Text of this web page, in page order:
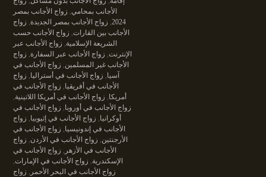
الأجانب بمحامي, زواج الأجانب بمصر
2024
, زواج الأجانب بمصر الجديدة, زواج
الأجانب بين القارات, زواج الأجانب حسب
الشريعة الإسلامية, زواج الأجانب عبر
الإنترنت, زواج الأجانب عبر السفارة, زواج
الأجانب غير المسلمين, زواج الأجانب في
آسيا, زواج الأجانب في أستراليا, زواج
الأجانب في أفريقيا, زواج الأجانب في
أمريكا, زواج الأجانب في أمريكا اللاتينية,
زواج الأجانب في أوروبا, زواج الأجانب في
أوكرانيا, زواج الأجانب في إثيوبيا, زواج
الأجانب في إندونيسيا, زواج الأجانب في
الأرجنتين, زواج الأجانب في الأردن, زواج
الأجانب في الأزهر , زواج الأجانب في
الإسكندرية, زواج الأجانب في الإمارات,
زواج الأجانب في البحر الأحمر , زواج